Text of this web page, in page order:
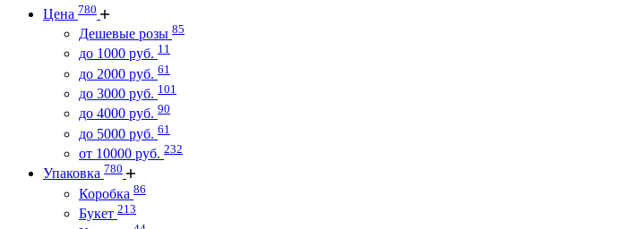
Цена 780
Дешевые розы 85
до 1000 руб. 11
до 2000 руб. 61
до 3000 руб. 101
до 4000 руб. 90
до 5000 руб. 61
от 10000 руб. 232
Упаковка 780
Коробка 86
Букет 213